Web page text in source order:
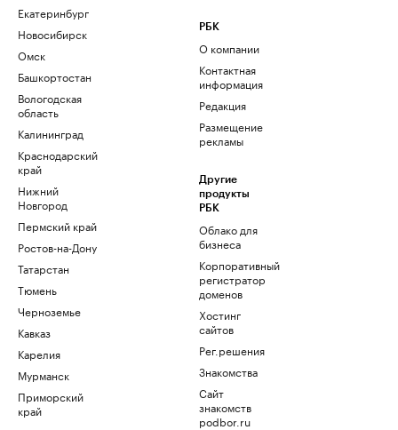
Екатеринбург
Новосибирск
Омск
Башкортостан
Вологодская
область
Калининград
Краснодарский
край
Нижний
Новгород
Пермский край
Ростов-на-Дону
Татарстан
Тюмень
Черноземье
Кавказ
Карелия
Мурманск
Приморский
край
РБК
О компании
Контактная
информация
Редакция
Размещение
рекламы
Другие
продукты
РБК
Облако для
бизнеса
Корпоративный
регистратор
доменов
Хостинг
сайтов
Рег.решения
Знакомства
Сайт
знакомств
podbor.ru